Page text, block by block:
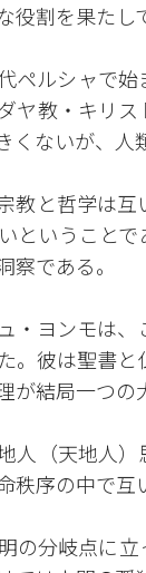
役割を果たし
ペルシャで
ヤ教・キリ
くないが、人
教と哲学は
ということ
である。
・ヨンモは
。彼は聖書
が結局一つの
人（天地人
秩序の中で互
の分岐点に